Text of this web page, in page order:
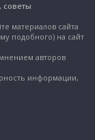
советы
материалов сайта
подобного) на сайт
авторов
информации,